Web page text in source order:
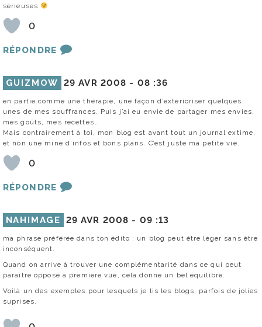
sérieuses
0
RÉPONDRE
GUIZMOW 29 AVR 2008 - 08 :36
en partie comme une thérapie, une façon d’extérioriser quelques
unes de mes souffrances. Puis j’ai eu envie de partager mes envies,
mes goûts, mes recettes…
Mais contrairement à toi, mon blog est avant tout un journal extime,
et non une mine d’infos et bons plans. C’est juste ma petite vie.
0
RÉPONDRE
NAHIMAGE 29 AVR 2008 - 09 :13
ma phrase préférée dans ton édito : un blog peut être léger sans être
inconséquent.
Quand on arrive à trouver une complémentarité dans ce qui peut
paraître opposé à première vue, cela donne un bel équilibre.
Voilà un des exemples pour lesquels je lis les blogs, parfois de jolies
suprises.